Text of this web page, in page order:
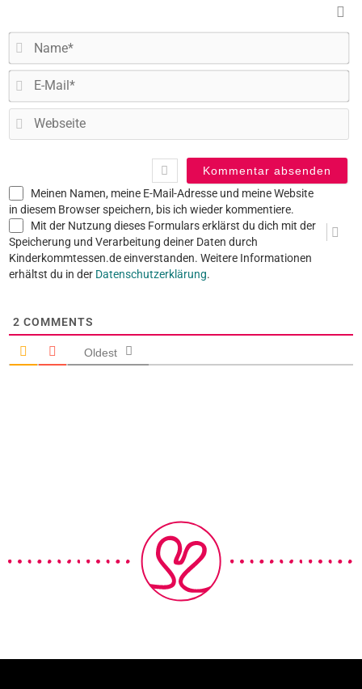
E-
Meinen Namen, meine E-Mail-Adresse und meine Website
in diesem Browser speichern, bis ich wieder kommentiere.
Mit der Nutzung dieses Formulars erklärst du dich mit der
Speicherung und Verarbeitung deiner Daten durch
Kinderkommtessen.de einverstanden. Weitere Informationen
erhältst du in der Datenschutzerklärung.
2 COMMENTS
Oldest